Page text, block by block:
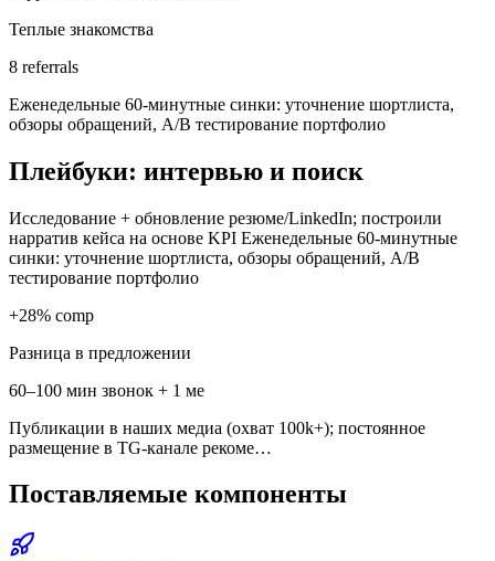
Теплые знакомства
8 referrals
Еженедельные 60-минутные синки: уточнение шортлиста,
обзоры обращений, A/B тестирование портфолио
Плейбуки: интервью и поиск
Исследование + обновление резюме/LinkedIn; построили
нарратив кейса на основе KPI Еженедельные 60-минутные
синки: уточнение шортлиста, обзоры обращений, A/B
тестирование портфолио
+28% comp
Разница в предложении
60–100 мин звонок + 1 ме
Публикации в наших медиа (охват 100k+); постоянное
размещение в TG-канале рекоме…
Поставляемые компоненты